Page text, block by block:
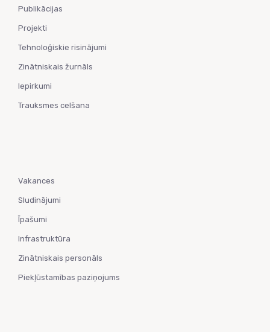
Publikācijas
Projekti
Tehnoloģiskie risinājumi
Zinātniskais žurnāls
Iepirkumi
Trauksmes celšana
Vakances
Sludinājumi
Īpašumi
Infrastruktūra
Zinātniskais personāls
Piekļūstamības paziņojums